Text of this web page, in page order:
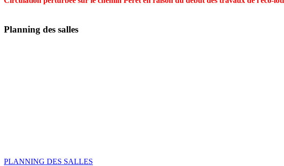
Planning des salles
PLANNING DES SALLES